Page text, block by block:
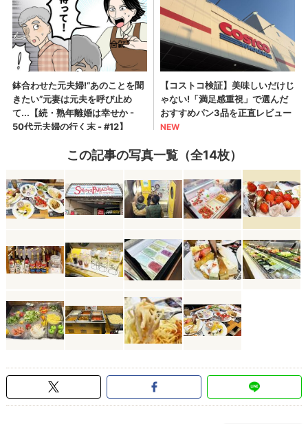
この記事の写真一覧（全14枚）